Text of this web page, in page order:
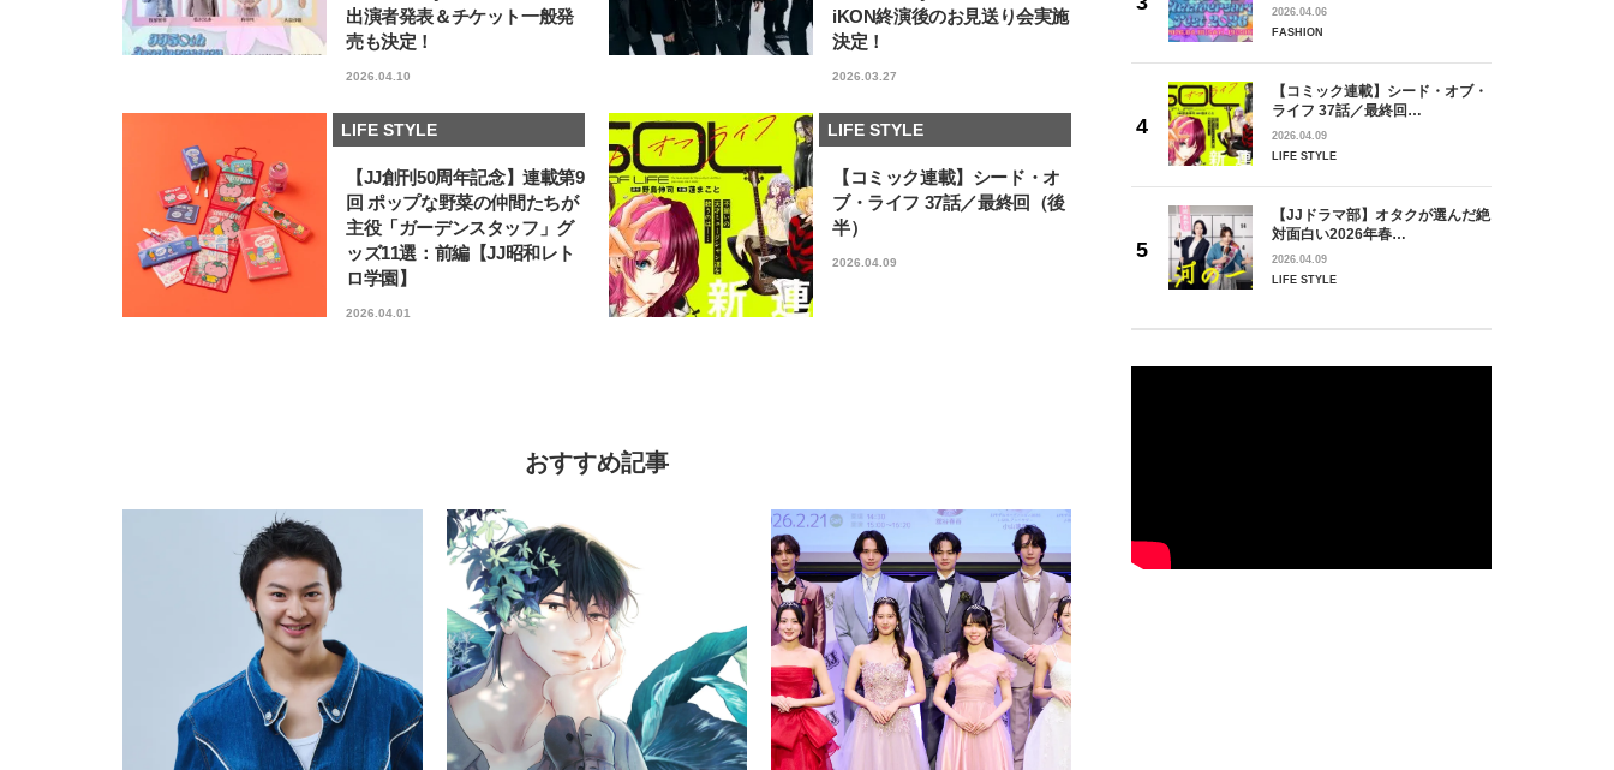
出演者発表＆チケット一般発
売も決定！
2026.04.10
iKON終演後のお見送り会実施
決定！
2026.03.27
LIFE STYLE
【JJ創刊50周年記念】連載第9
回 ポップな野菜の仲間たちが
主役「ガーデンスタッフ」グ
ッズ11選：前編【JJ昭和レト
ロ学園】
2026.04.01
LIFE STYLE
【コミック連載】シード・オ
ブ・ライフ 37話／最終回（後
半）
2026.04.09
おすすめ記事
2026.04.06
FASHION
【コミック連載】シード・オブ・
ライフ 37話／最終回…
2026.04.09
LIFE STYLE
【JJドラマ部】オタクが選んだ絶
対面白い2026年春…
2026.04.09
LIFE STYLE